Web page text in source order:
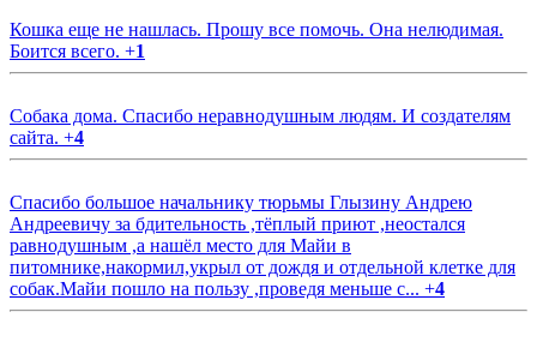
Кошка еще не нашлась. Прошу все помочь. Она нелюдимая.
Боится всего. +1
Собака дома. Спасибо неравнодушным людям. И создателям
сайта. +4
Спасибо большое начальнику тюрьмы Глызину Андрею
Андреевичу за бдительность ,тёплый приют ,неостался
равнодушным ,а нашёл место для Майи в
питомнике,накормил,укрыл от дождя и отдельной клетке для
собак.Майи пошло на пользу ,проведя меньше с... +4